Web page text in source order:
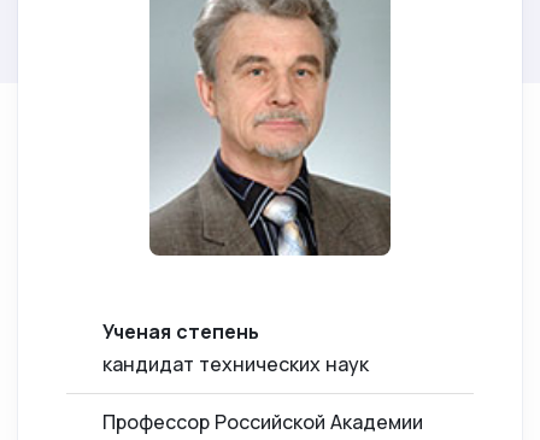
Ученая степень
кандидат технических наук
Профессор Российской Академии